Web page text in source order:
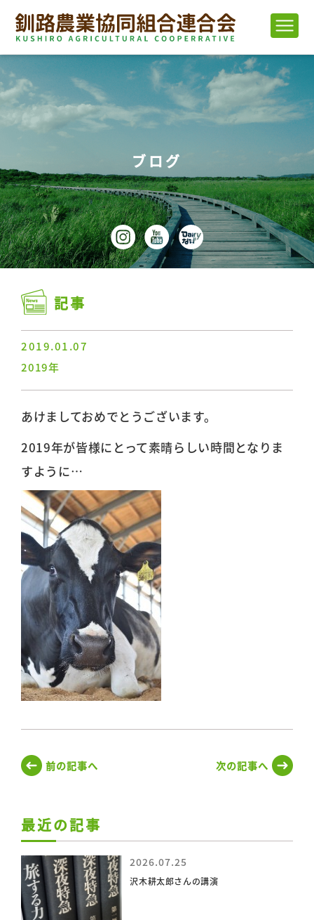
ブログ
記事
2019.01.07
2019年
あけましておめでとうございます。
2019年が皆様にとって素晴らしい時間となりま
すように…
前の記事へ 次の記事へ
最近の記事
2026.07.25
沢木耕太郎さんの講演